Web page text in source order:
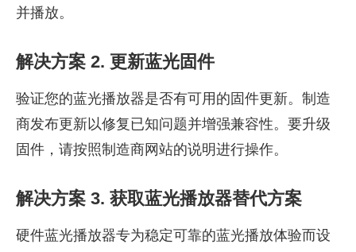
并播放。
解决方案 2. 更新蓝光固件
验证您的蓝光播放器是否有可用的固件更新。制造
商发布更新以修复已知问题并增强兼容性。要升级
固件，请按照制造商网站的说明进行操作。
解决方案 3. 获取蓝光播放器替代方案
硬件蓝光播放器专为稳定可靠的蓝光播放体验而设